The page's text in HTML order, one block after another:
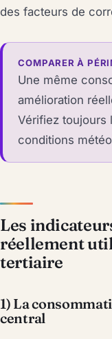
des facteurs de
COMPARER À
Une même
amélioration
Vérifiez toujours
conditions
Les
réellement
tertiaire
1) La
central